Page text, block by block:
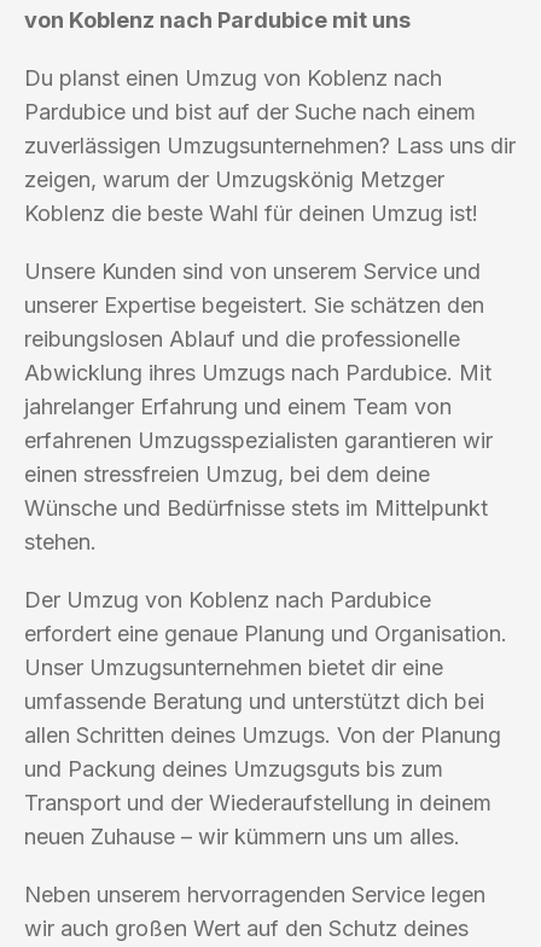
von Koblenz nach Pardubice mit uns
Du planst einen Umzug von Koblenz nach
Pardubice und bist auf der Suche nach einem
zuverlässigen Umzugsunternehmen? Lass uns dir
zeigen, warum der Umzugskönig Metzger
Koblenz die beste Wahl für deinen Umzug ist!
Unsere Kunden sind von unserem Service und
unserer Expertise begeistert. Sie schätzen den
reibungslosen Ablauf und die professionelle
Abwicklung ihres Umzugs nach Pardubice. Mit
jahrelanger Erfahrung und einem Team von
erfahrenen Umzugsspezialisten garantieren wir
einen stressfreien Umzug, bei dem deine
Wünsche und Bedürfnisse stets im Mittelpunkt
stehen.
Der Umzug von Koblenz nach Pardubice
erfordert eine genaue Planung und Organisation.
Unser Umzugsunternehmen bietet dir eine
umfassende Beratung und unterstützt dich bei
allen Schritten deines Umzugs. Von der Planung
und Packung deines Umzugsguts bis zum
Transport und der Wiederaufstellung in deinem
neuen Zuhause – wir kümmern uns um alles.
Neben unserem hervorragenden Service legen
wir auch großen Wert auf den Schutz deines